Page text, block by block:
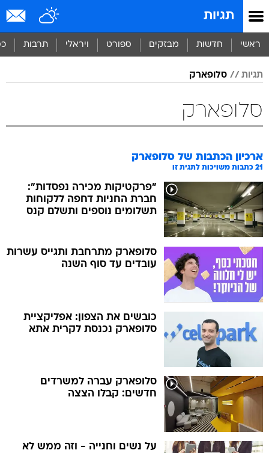
תגיות
ראשי חדשות מבזקים ספורט ויראלי תרבות
תגיות סלופארק
סלופארק
ארכיון הכתבות של סלופארק
21 כתבות משויכות לתגית זו
"פרקטיקות מכירה נפסדות":
חברת החניות דחפה ללקוחות
תשלומים נוספים ותשלם קנס
סלופארק מתרחבת ותגייס עשרות
עובדים עד סוף השנה
כובשים את הצפון: אפליקציית
סלופארק נכנסת לקרית אתא
סלופארק עברה למשרדים
חדשים: קבלו הצצה
על נשים וחנייה - וזה ממש לא